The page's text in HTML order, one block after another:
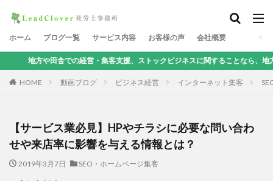
ホーム ブログ一覧 サービス内容 お客様の声 会社概要
での経営・集客支援、ストックビジネスに関することなら、地方集客コンサル
HOME 動画ブログ ビジネス経営 インターネット集客
【サービス業必見】HPやチラシに必要な問い合わ
せや来店率に影響を与える情報とは？
2019年3月7日 SEO・ホームページ集客